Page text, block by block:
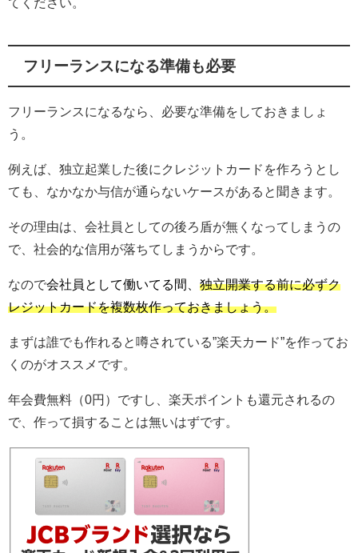
フリーランスになる準備も必要
フリーランスになるなら、必要な準備をしておきましょ
う。
例えば、独立起業した後にクレジットカードを作ろうとし
ても、なかなか与信が通らないケースがあると聞きます。
その理由は、会社員としての後ろ盾が無くなってしまうの
で、社会的な信用が落ちてしまうからです。
なので会社員として働いてる間
独立開業する前に必ずク
レジットカードを複数枚作っておきましょう。
まずは誰でも作れると噂されている”楽天カード”を作ってお
くのがオススメです。
年会費無料（0円）ですし、楽天ポイントも還元されるの
で、作って損することは無いはずです。